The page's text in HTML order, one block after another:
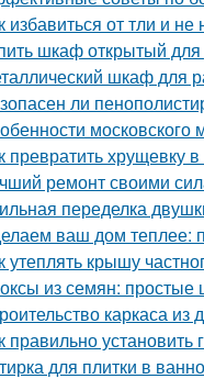
избавиться от тли и
шкаф открытый
шкаф для
ли
московского
превратить хрущевку
ремонт своими
переделка
ваш дом теплее:
утеплять крышу
из семян:
каркаса
правильно
для плитки в